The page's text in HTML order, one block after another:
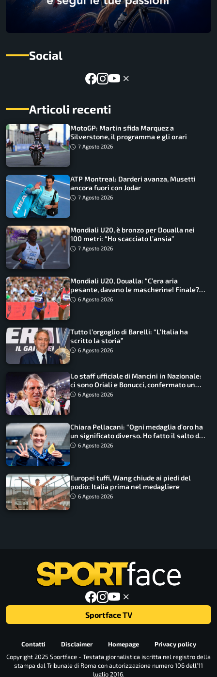
Social
Articoli recenti
MotoGP: Martin sfida Marquez a
Silverstone, il programma e gli orari
7 Agosto 2026
ATP Montreal: Darderi avanza, Musetti
ancora fuori con Jodar
7 Agosto 2026
Mondiali U20, è bronzo per Doualla nei
100 metri: “Ho scacciato l’ansia”
7 Agosto 2026
Mondiali U20, Doualla: “C’era aria
pesante, davano le mascherine! Finale?
Non ho nulla da perdere”
6 Agosto 2026
Tutto l’orgoglio di Barelli: “L’Italia ha
scritto la storia”
6 Agosto 2026
Lo staff ufficiale di Mancini in Nazionale:
ci sono Oriali e Bonucci, confermato un
ritorno
6 Agosto 2026
Chiara Pellacani: “Ogni medaglia d’oro ha
un significato diverso. Ho fatto il salto di
qualità”
6 Agosto 2026
Europei tuffi, Wang chiude ai piedi del
podio: Italia prima nel medagliere
6 Agosto 2026
Sportface TV
Contatti Disclaimer Homepage
Privacy policy
Copyright 2025 Sportface - Testata giornalistica iscritta nel registro della
stampa dal Tribunale di Roma con autorizzazione numero 106 dell’11
luglio 2016.